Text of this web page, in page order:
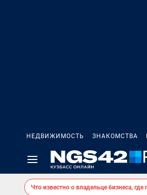
НЕДВИЖИМОСТЬ ЗНАКОМСТВА
Что известно о владельце бизнеса,